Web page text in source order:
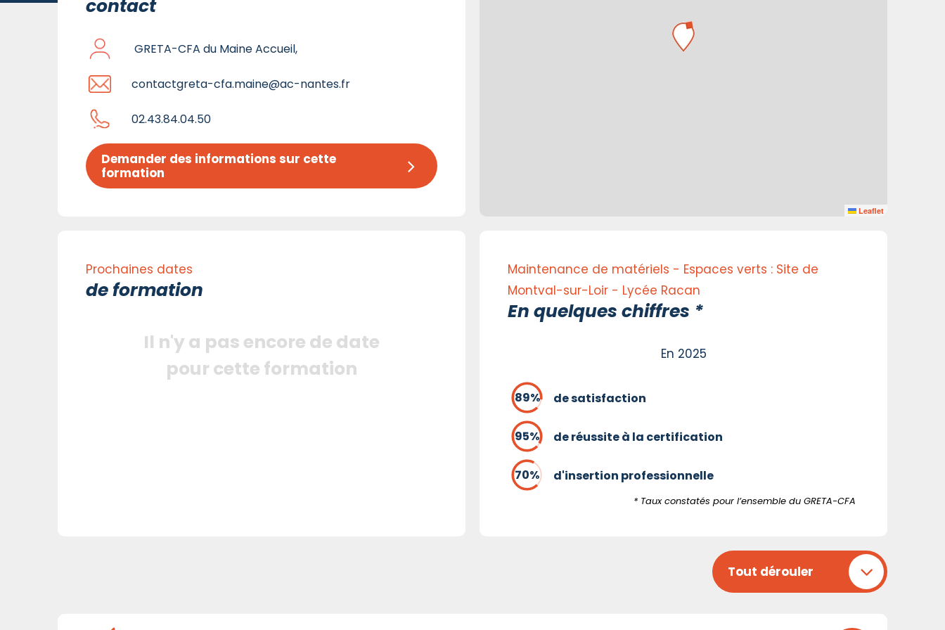
contact
GRETA-CFA du Maine Accueil,
contactgreta-cfa.maine@ac-nantes.fr
02.43.84.04.50
Demander des informations sur cette
formation
Leaflet
Prochaines dates
de formation
Il n'y a pas encore de date
pour cette formation
Maintenance de matériels - Espaces verts : Site de
Montval-sur-Loir - Lycée Racan
En quelques chiffres *
En 2025
de satisfaction
de réussite à la certification
d'insertion professionnelle
* Taux constatés pour l’ensemble du GRETA-CFA
Tout dérouler